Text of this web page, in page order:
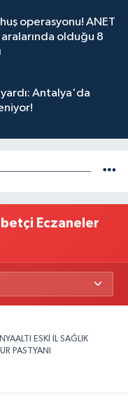
operasyonu! ANET
aralarında olduğu 8
Antalya'da
Eczaneler
ESKİ İL SAĞLIK
PAST.YANI